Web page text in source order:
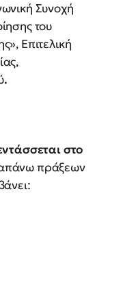
Συνοχή
του
Επιτελική
.
στο
πράξεων